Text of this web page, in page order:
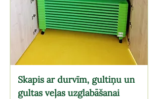
Skapis ar durvīm, gultiņu un
gultas veļas uzglabāšanai